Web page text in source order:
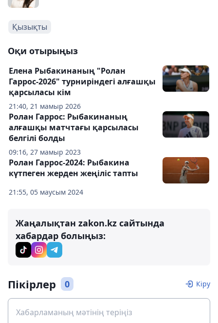
Қызықты
Оқи отырыңыз
21:40, 21 мамыр 2026
Елена Рыбакинаның "Ролан
Гаррос-2026" турниріндегі алғашқы
қарсыласы кім
09:16, 27 мамыр 2023
Ролан Гаррос: Рыбакинаның
алғашқы матчтағы қарсыласы
белгілі болды
21:55, 05 маусым 2024
Ролан Гаррос-2024: Рыбакина
күтпеген жерден жеңіліс тапты
Жаңалықтан zakon.kz сайтында
хабардар болыңыз:
Пікірлер 0 Кіру